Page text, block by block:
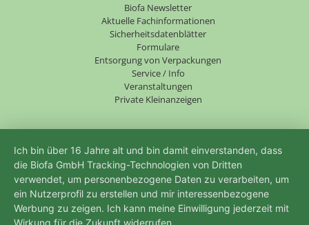
Biofa Newsletter
Aktuelle Fachinformationen
Sicherheitsdatenblätter
Formulare
Entsorgung von Verpackungen
Service / Info
Veranstaltungen
Private Kleinanzeigen
Ich bin über 16 Jahre alt und bin damit einverstanden, dass
die Biofa GmbH Tracking-Technologien von Dritten
verwendet, um personenbezogene Daten zu verarbeiten, um
ein Nutzerprofil zu erstellen und mir interessenbezogene
Werbung zu zeigen. Ich kann meine Einwilligung jederzeit mit
Wirkung für die Zukunft widerrufen.